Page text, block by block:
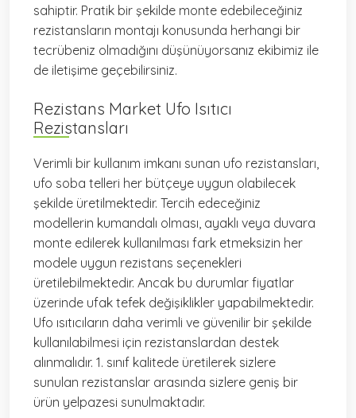
sahiptir. Pratik bir şekilde monte edebileceğiniz
rezistansların montajı konusunda herhangi bir
tecrübeniz olmadığını düşünüyorsanız ekibimiz ile
de iletişime geçebilirsiniz.
Rezistans Market Ufo Isıtıcı
Rezistansları
Verimli bir kullanım imkanı sunan ufo rezistansları,
ufo soba telleri her bütçeye uygun olabilecek
şekilde üretilmektedir. Tercih edeceğiniz
modellerin kumandalı olması, ayaklı veya duvara
monte edilerek kullanılması fark etmeksizin her
modele uygun rezistans seçenekleri
üretilebilmektedir. Ancak bu durumlar fiyatlar
üzerinde ufak tefek değişiklikler yapabilmektedir.
Ufo ısıtıcıların daha verimli ve güvenilir bir şekilde
kullanılabilmesi için rezistanslardan destek
alınmalıdır. 1. sınıf kalitede üretilerek sizlere
sunulan rezistanslar arasında sizlere geniş bir
ürün yelpazesi sunulmaktadır.